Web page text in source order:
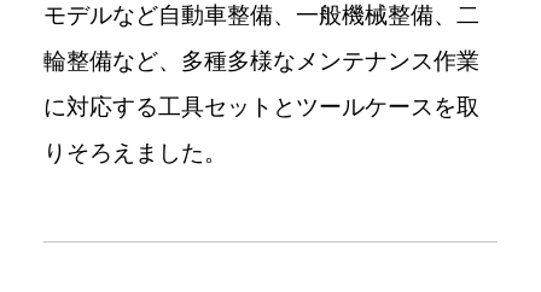
モデルなど自動車整備、一般機械整備、二
輪整備など、多種多様なメンテナンス作業
に対応する工具セットとツールケースを取
りそろえました。